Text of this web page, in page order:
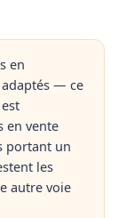
en
— ce
en vente
portant un
les
autre voie